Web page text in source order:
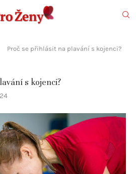
Proč se přihlásit na plavání s kojenci?
s kojenci?